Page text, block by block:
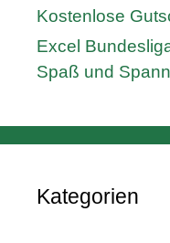
Kostenlose
Excel
Spaß und
Kategorien